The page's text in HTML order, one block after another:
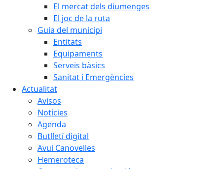
El mercat dels diumenges
El joc de la ruta
Guia del municipi
Entitats
Equipaments
Serveis bàsics
Sanitat i Emergències
Actualitat
Avisos
Notícies
Agenda
Butlletí digital
Avui Canovelles
Hemeroteca